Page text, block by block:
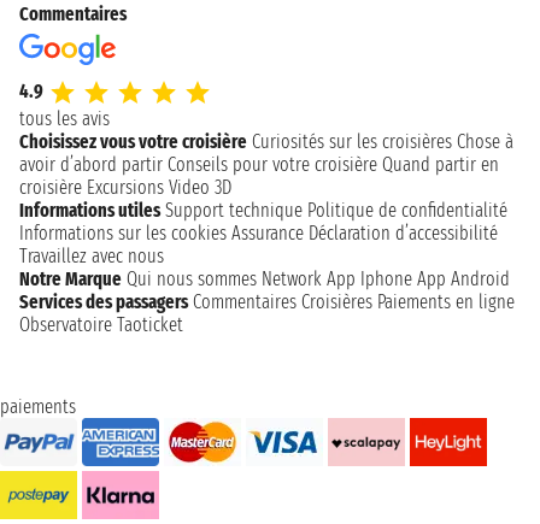
Commentaires
4.9
tous les avis
Choisissez vous votre croisière Curiosités sur les croisières Chose à
avoir d’abord partir Conseils pour votre croisière Quand partir en
croisière Excursions Video 3D
Informations utiles Support technique Politique de confidentialité
Informations sur les cookies Assurance Déclaration d’accessibilité
Travaillez avec nous
Notre Marque Qui nous sommes Network App Iphone App Android
Services des passagers Commentaires Croisières Paiements en ligne
Observatoire Taoticket
paiements